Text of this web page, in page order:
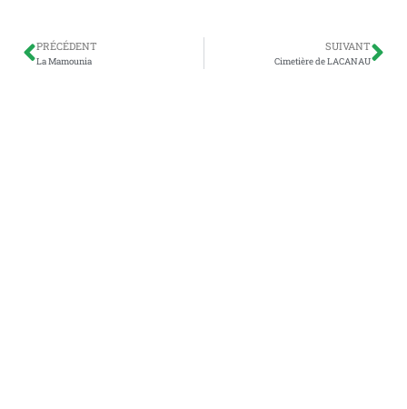
PRÉCÉDENT
La Mamounia
SUIVANT
Cimetière de LACANAU